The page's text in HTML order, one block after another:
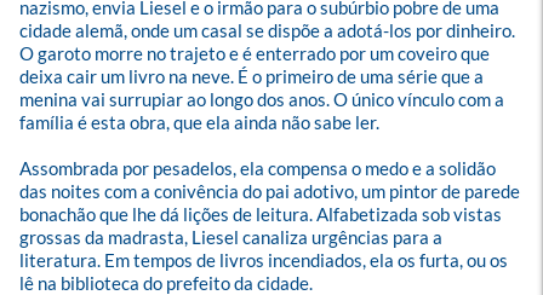
nazismo, envia Liesel e o irmão para o subúrbio pobre de uma
cidade alemã, onde um casal se dispõe a adotá-los por dinheiro.
O garoto morre no trajeto e é enterrado por um coveiro que
deixa cair um livro na neve. É o primeiro de uma série que a
menina vai surrupiar ao longo dos anos. O único vínculo com a
família é esta obra, que ela ainda não sabe ler.
Assombrada por pesadelos, ela compensa o medo e a solidão
das noites com a conivência do pai adotivo, um pintor de parede
bonachão que lhe dá lições de leitura. Alfabetizada sob vistas
grossas da madrasta, Liesel canaliza urgências para a
literatura. Em tempos de livros incendiados, ela os furta, ou os
lê na biblioteca do prefeito da cidade.